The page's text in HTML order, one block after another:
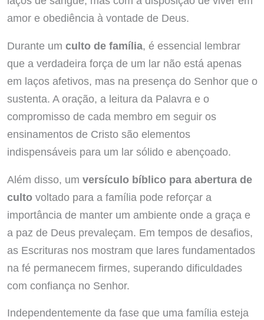
amor e obediência à vontade de Deus.
Durante um culto de família, é essencial lembrar
que a verdadeira força de um lar não está apenas
em laços afetivos, mas na presença do Senhor que o
sustenta. A oração, a leitura da Palavra e o
compromisso de cada membro em seguir os
ensinamentos de Cristo são elementos
indispensáveis para um lar sólido e abençoado.
Além disso, um versículo bíblico para abertura de
cultovoltado para a família pode reforçar a
importância de manter um ambiente onde a graça e
a paz de Deus prevaleçam. Em tempos de desafios,
as Escrituras nos mostram que lares fundamentados
na fé permanecem firmes, superando dificuldades
com confiança no Senhor.
Independentemente da fase que uma família esteja